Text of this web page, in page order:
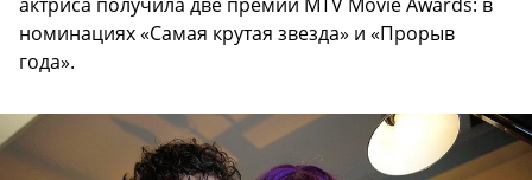
номинациях «Самая крутая звезда» и «Прорыв
года».